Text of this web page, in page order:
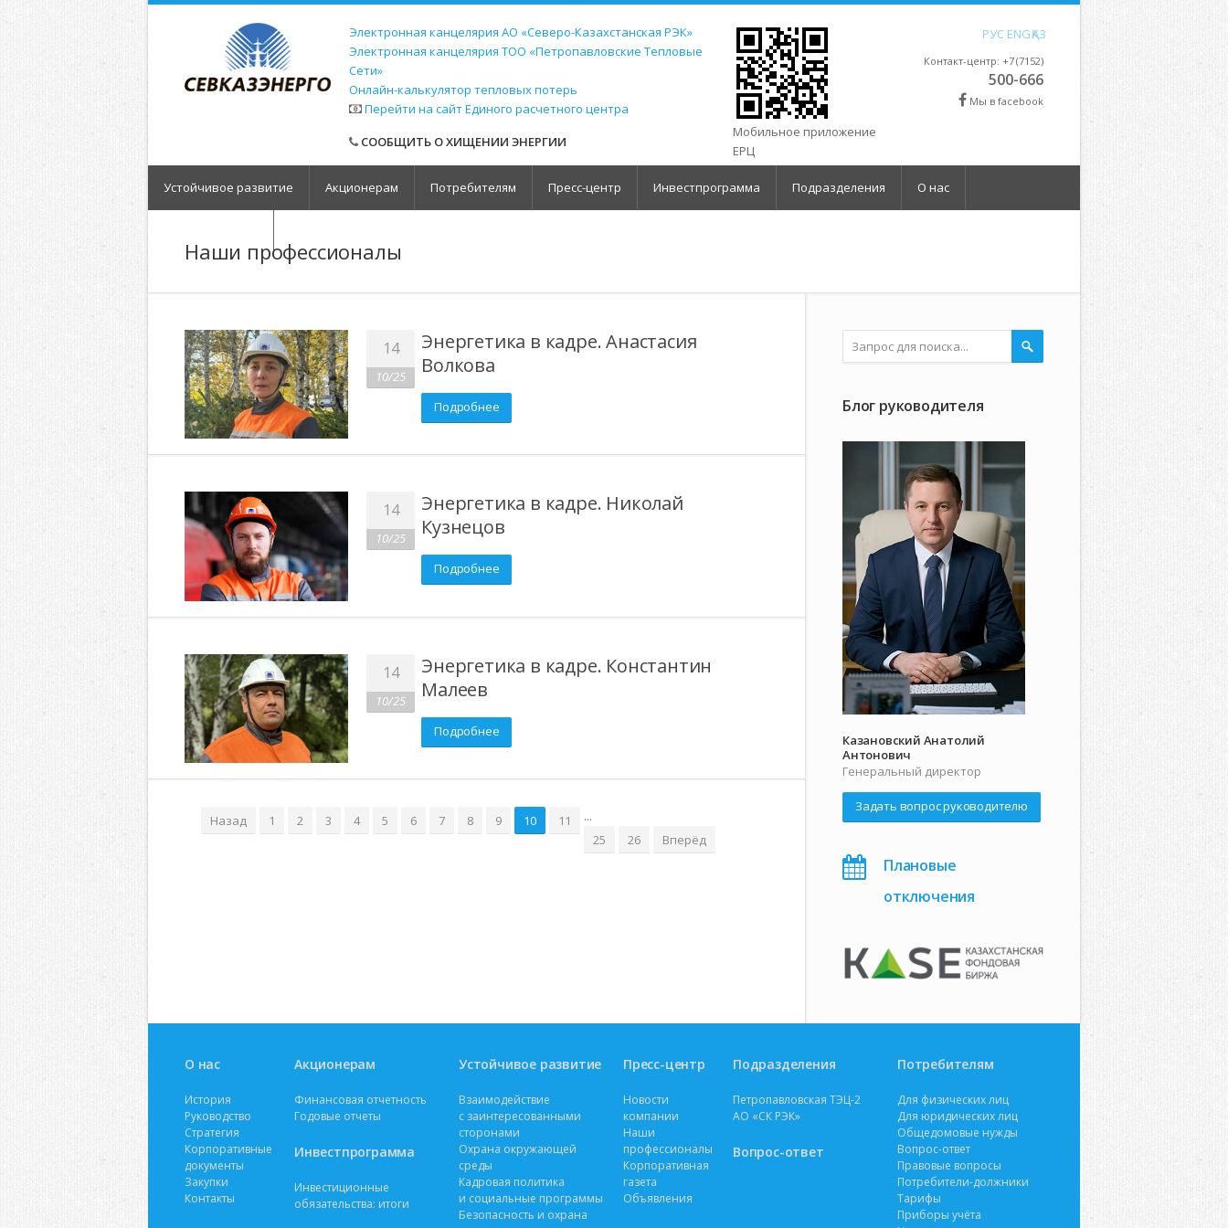
Электронная канцелярия АО «Северо-Казахстанская РЭК»
Электронная канцелярия ТОО «Петропавловские Тепловые
Сети»
Онлайн-калькулятор тепловых потерь
Перейти на сайт Единого расчетного центра
СООБЩИТЬ О ХИЩЕНИИ ЭНЕРГИИ
Мобильное приложение
ЕРЦ
РУС ENGҚАЗ
Контакт-центр: +7 (7152)
500-666
Мы в facebook
Устойчивое развитие Акционерам Потребителям Пресс-центр Инвестпрограмма Подразделения О нас
Наши профессионалы
14
10/25
Энергетика в кадре. Анастасия
Волкова
Подробнее
14
10/25
Энергетика в кадре. Николай
Кузнецов
Подробнее
14
10/25
Энергетика в кадре. Константин
Малеев
Подробнее
Назад 1 2 3 4 5 6 7 8 9 10 11
...
25
26 Вперёд
Блог руководителя
Казановский Анатолий
Антонович
Генеральный директор
Задать вопрос руководителю
Плановые
отключения
О нас
История
Руководство
Стратегия
Корпоративные
документы
Закупки
Контакты
Акционерам
Финансовая отчетность
Годовые отчеты
Инвестпрограмма
Инвестиционные
обязательства: итоги
Устойчивое развитие
Взаимодействие
с заинтересованными
сторонами
Охрана окружающей
среды
Кадровая политика
и социальные программы
Безопасность и охрана
Пресс-центр
Новости
компании
Наши
профессионалы
Корпоративная
газета
Объявления
Подразделения
Петропавловская ТЭЦ-2
АО «СК РЭК»
Вопрос-ответ
Потребителям
Для физических лиц
Для юридических лиц
Общедомовые нужды
Вопрос-ответ
Правовые вопросы
Потребители-должники
Тарифы
Приборы учёта